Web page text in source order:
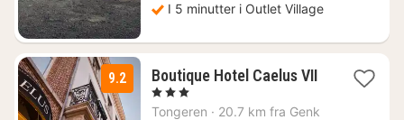
I 5 minutter i Outlet Village
9.2 Boutique Hotel Caelus VII1
fra
, 3 Stjerner
Tongeren · 20.7 km fra Genk